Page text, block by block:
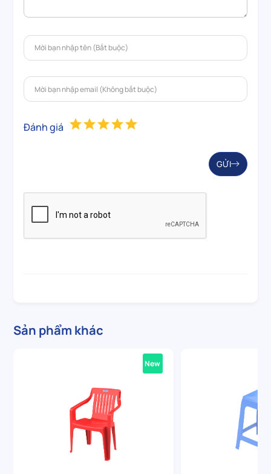
Đánh giá
GỬI
Sản phẩm khác
New